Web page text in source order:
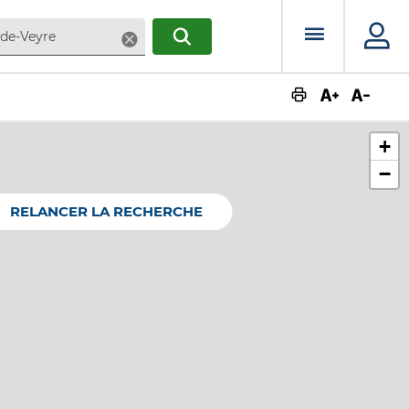
SupprimerRECHERCHERMenu
+
−
RELANCER LA RECHERCHE